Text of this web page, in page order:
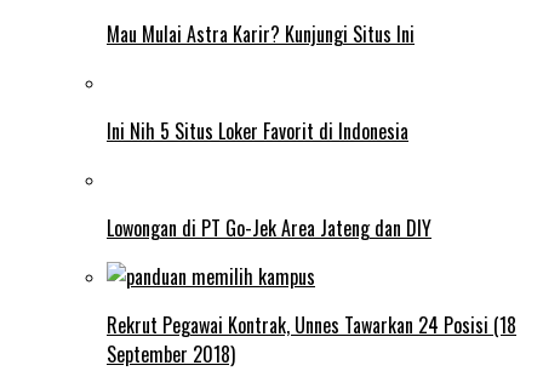
Mau Mulai Astra Karir? Kunjungi Situs Ini
Ini Nih 5 Situs Loker Favorit di Indonesia
Lowongan di PT Go-Jek Area Jateng dan DIY
Rekrut Pegawai Kontrak, Unnes Tawarkan 24 Posisi (18
September 2018)